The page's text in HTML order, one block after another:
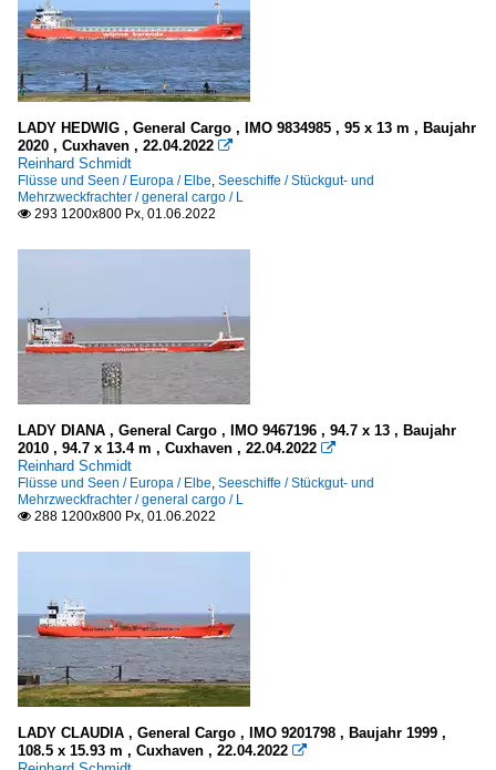
LADY HEDWIG , General Cargo , IMO 9834985 , 95 x 13 m , Baujahr
2020 , Cuxhaven , 22.04.2022 
Reinhard Schmidt
Flüsse und Seen / Europa / Elbe, Seeschiffe / Stückgut- und
Mehrzweckfrachter / general cargo / L
 293 1200x800 Px, 01.06.2022
LADY DIANA , General Cargo , IMO 9467196 , 94.7 x 13 , Baujahr
2010 , 94.7 x 13.4 m , Cuxhaven , 22.04.2022 
Reinhard Schmidt
Flüsse und Seen / Europa / Elbe, Seeschiffe / Stückgut- und
Mehrzweckfrachter / general cargo / L
 288 1200x800 Px, 01.06.2022
LADY CLAUDIA , General Cargo , IMO 9201798 , Baujahr 1999 ,
108.5 x 15.93 m , Cuxhaven , 22.04.2022 